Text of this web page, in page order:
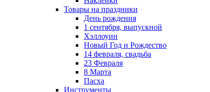
Товары на праздники
День рождения
1 сентября, выпускной
Хэллоуин
Новый Год и Рождество
14 февраля, свадьба
23 Февраля
8 Марта
Пасха
Инструменты